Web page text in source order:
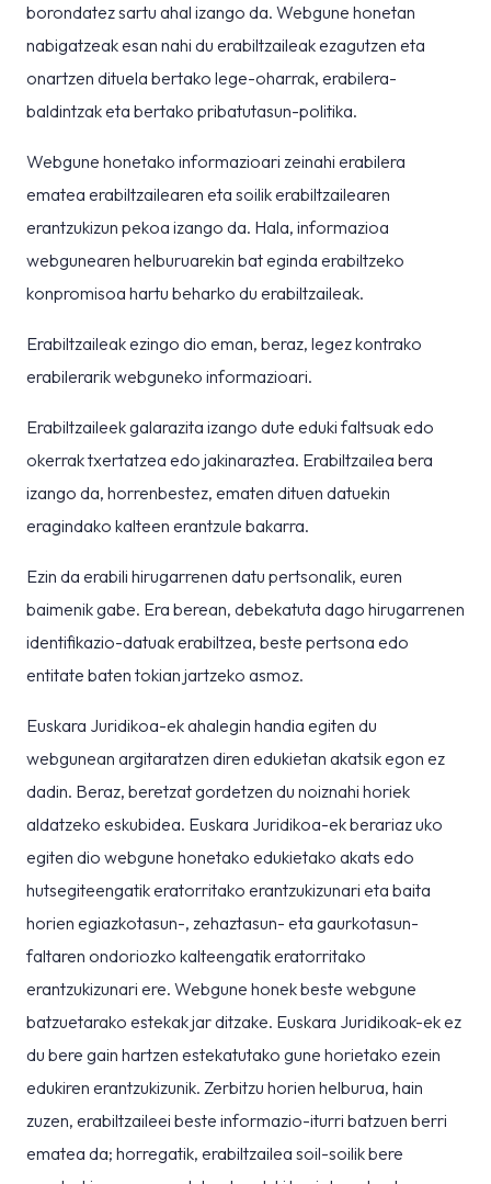
borondatez sartu ahal izango da. Webgune honetan
nabigatzeak esan nahi du erabiltzaileak ezagutzen eta
onartzen dituela bertako lege-oharrak, erabilera-
baldintzak eta bertako pribatutasun-politika.
Webgune honetako informazioari zeinahi erabilera
ematea erabiltzailearen eta soilik erabiltzailearen
erantzukizun pekoa izango da. Hala, informazioa
webgunearen helburuarekin bat eginda erabiltzeko
konpromisoa hartu beharko du erabiltzaileak.
Erabiltzaileak ezingo dio eman, beraz, legez kontrako
erabilerarik webguneko informazioari.
Erabiltzaileek galarazita izango dute eduki faltsuak edo
okerrak txertatzea edo jakinaraztea. Erabiltzailea bera
izango da, horrenbestez, ematen dituen datuekin
eragindako kalteen erantzule bakarra.
Ezin da erabili hirugarrenen datu pertsonalik, euren
baimenik gabe. Era berean, debekatuta dago hirugarrenen
identifikazio-datuak erabiltzea, beste pertsona edo
entitate baten tokian jartzeko asmoz.
Euskara Juridikoa-ek ahalegin handia egiten du
webgunean argitaratzen diren edukietan akatsik egon ez
dadin. Beraz, beretzat gordetzen du noiznahi horiek
aldatzeko eskubidea. Euskara Juridikoa-ek berariaz uko
egiten dio webgune honetako edukietako akats edo
hutsegiteengatik eratorritako erantzukizunari eta baita
horien egiazkotasun-, zehaztasun- eta gaurkotasun-
faltaren ondoriozko kalteengatik eratorritako
erantzukizunari ere. Webgune honek beste webgune
batzuetarako estekak jar ditzake. Euskara Juridikoak-ek ez
du bere gain hartzen estekatutako gune horietako ezein
edukiren erantzukizunik. Zerbitzu horien helburua, hain
zuzen, erabiltzaileei beste informazio-iturri batzuen berri
ematea da; horregatik, erabiltzailea soil-soilik bere